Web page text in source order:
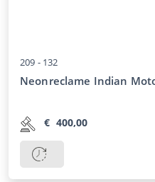
209 - 132
Neonreclame Indian
€ 400,00